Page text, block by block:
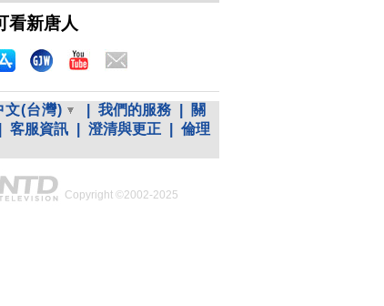
看新唐人
文(台灣) 我們的服務
關
客服資訊 澄清與更正
倫理
Copyright ©2002-2025